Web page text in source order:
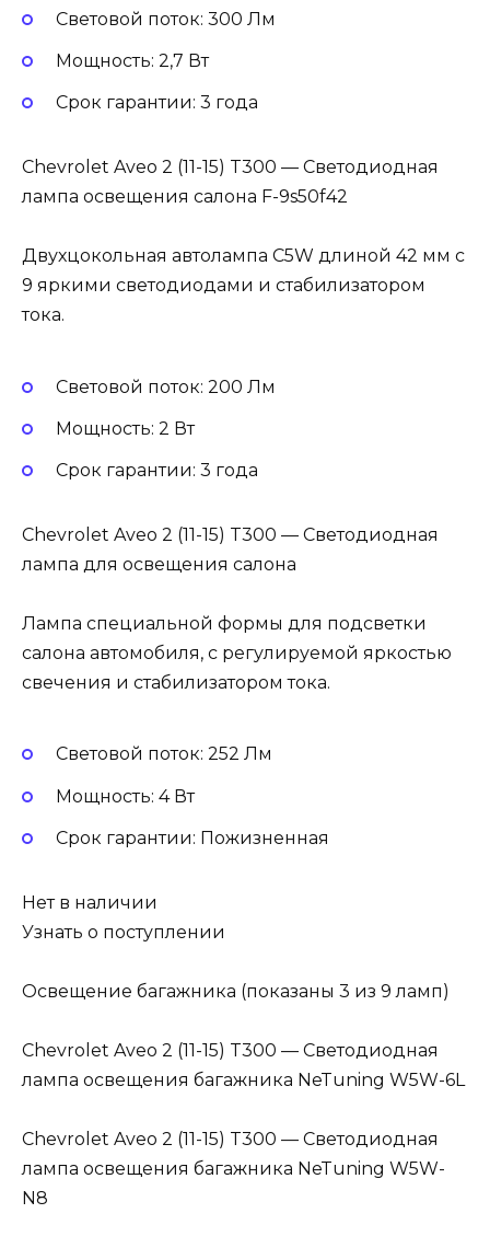
Световой поток: 300 Лм
Мощность: 2,7 Вт
Cрок гарантии: 3 года
Chevrolet Aveo 2 (11-15) T300 — Светодиодная
лампа освещения салона F-9s50f42
Двухцокольная автолампа C5W длиной 42 мм с
9 яркими светодиодами и стабилизатором
тока.
Световой поток: 200 Лм
Мощность: 2 Вт
Cрок гарантии: 3 года
Chevrolet Aveo 2 (11-15) T300 — Светодиодная
лампа для освещения салона
Лампа специальной формы для подсветки
салона автомобиля, с регулируемой яркостью
свечения и стабилизатором тока.
Световой поток: 252 Лм
Мощность: 4 Вт
Cрок гарантии: Пожизненная
Нет в наличии
Узнать о поступлении
Освещение багажника (показаны 3 из 9 ламп)
Chevrolet Aveo 2 (11-15) T300 — Светодиодная
лампа освещения багажника NeTuning W5W-6L
Chevrolet Aveo 2 (11-15) T300 — Светодиодная
лампа освещения багажника NeTuning W5W-
N8